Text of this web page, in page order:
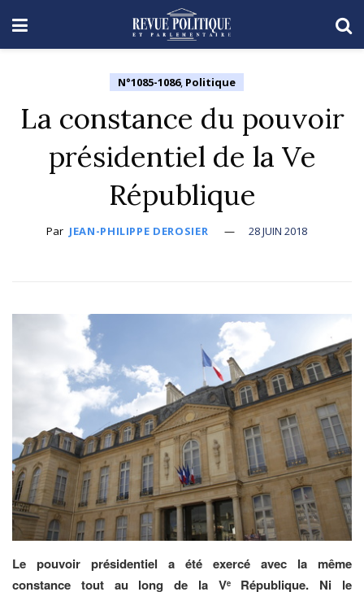
N°1085-1086, Politique
La constance du pouvoir
présidentiel de la Ve
République
Par JEAN-PHILIPPE DEROSIER 28 JUIN 2018
Le pouvoir présidentiel a été exercé avec la même
constance tout au long de la VeRépublique. Ni le